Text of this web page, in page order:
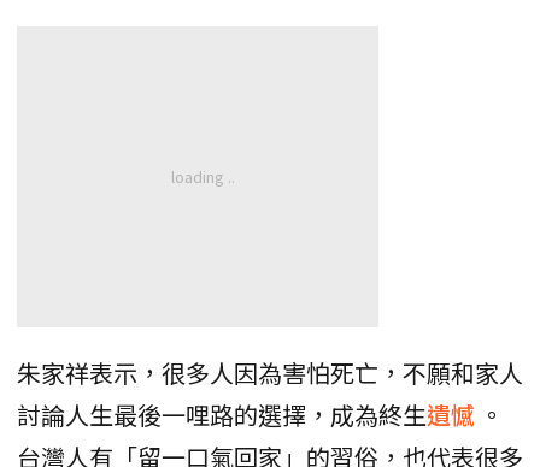
朱家祥表示，很多人因為害怕死亡，不願和家人
討論人生最後一哩路的選擇，成為終生遺憾 。
台灣人有「留一口氣回家」的習俗，也代表很多